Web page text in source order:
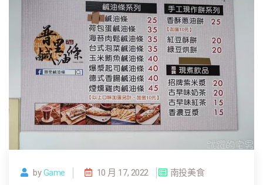
byGame 10 月 17, 2022 南投美食